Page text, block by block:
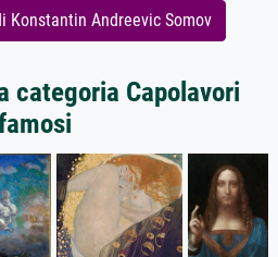
Konstantin Andreevic Somov
categoria Capolavori